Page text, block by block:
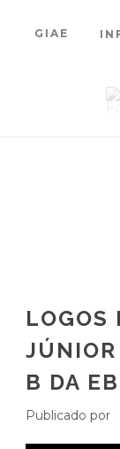
GIAE
LOGOS
B DA
Publicado por